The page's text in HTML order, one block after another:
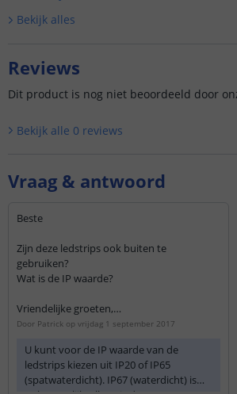
Bekijk alles
Reviews
Dit product is nog niet beoordeeld door
Bekijk alle 0 reviews
Vraag & antwoord
Beste
Zijn deze ledstrips ook buiten te
gebruiken?
Wat is de IP waarde?
Vriendelijke groeten,
Patrick
Door Patrick op vrijdag 1 september 2017
U kunt voor de IP waarde van de
ledstrips kiezen uit IP20 of IP65
(spatwaterdicht). IP67 (waterdicht) is